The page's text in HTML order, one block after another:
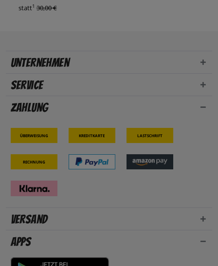
statt1 30,00 €
Unternehmen
Service
Zahlung
Überweisung Kreditkarte Lastschrift
Rechnung
Versand
Apps